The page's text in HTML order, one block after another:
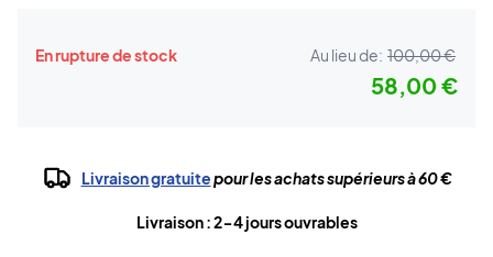
En rupture de stock Au lieu de: 100,00 €
58,00 €
Livraison gratuitepour les achats supérieurs à 60 €
Livraison : 2-4 jours ouvrables